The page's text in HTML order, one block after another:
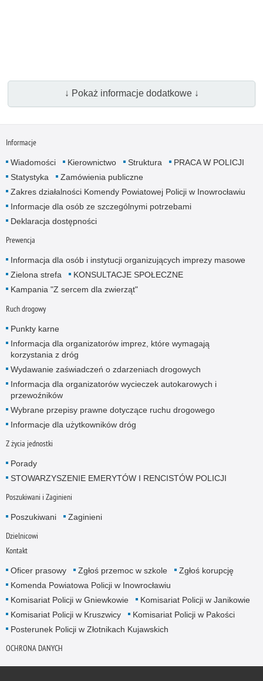
↓ Pokaż informacje dodatkowe ↓
Informacje
Wiadomości Kierownictwo Struktura
PRACA W POLICJI
Statystyka
Zamówienia publiczne
Zakres działalności Komendy Powiatowej Policji w Inowrocławiu
Informacje dla osób ze szczególnymi potrzebami
Deklaracja dostępności
Prewencja
Informacja dla osób i instytucji organizujących imprezy masowe
Zielona strefa
KONSULTACJE SPOŁECZNE
Kampania "Z sercem dla zwierząt"
Ruch drogowy
Punkty karne
Informacja dla organizatorów imprez, które wymagają
korzystania z dróg
Wydawanie zaświadczeń o zdarzeniach drogowych
Informacja dla organizatorów wycieczek autokarowych i
przewoźników
Wybrane przepisy prawne dotyczące ruchu drogowego
Informacje dla użytkowników dróg
Z życia jednostki
Porady
STOWARZYSZENIE EMERYTÓW I RENCISTÓW POLICJI
Poszukiwani i Zaginieni
Poszukiwani Zaginieni
Dzielnicowi
Kontakt
Oficer prasowy Zgłoś przemoc w szkole
Zgłoś korupcję
Komenda Powiatowa Policji w Inowrocławiu
Komisariat Policji w Gniewkowie
Komisariat Policji w Janikowie
Komisariat Policji w Kruszwicy
Komisariat Policji w Pakości
Posterunek Policji w Złotnikach Kujawskich
OCHRONA DANYCH